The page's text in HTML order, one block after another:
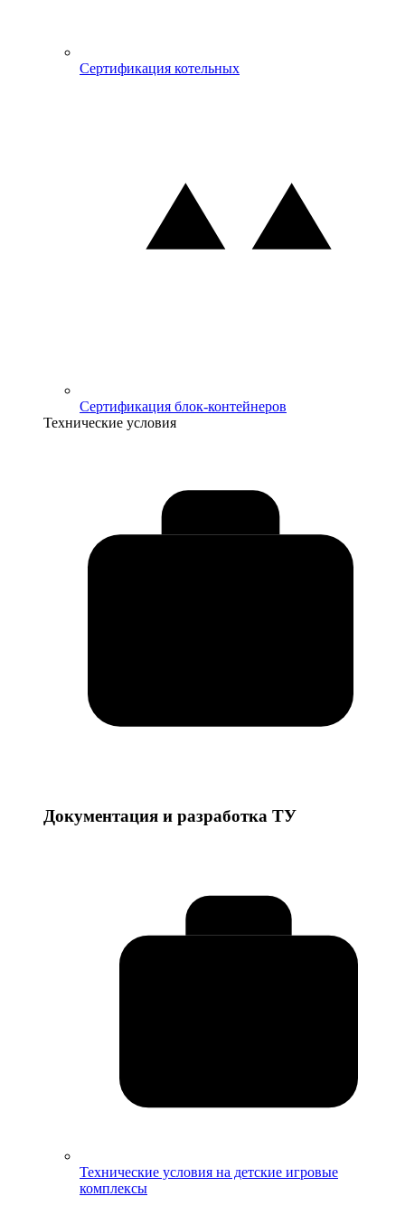
Сертификация котельных
Сертификация блок-контейнеров
Технические условия
Документация и разработка ТУ
Технические условия на детские игровые
комплексы